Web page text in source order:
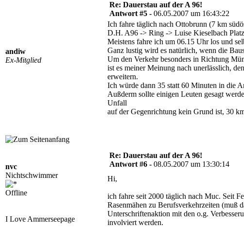
andiw
Ex-Mitglied
Re: Dauerstau auf der A 96!
Antwort #5 - 06.05.2007 um 16:43:22
Ich fahre täglich nach Ottobrunn (7 km
D.H. A96 -> Ring -> Luise Kieselbach
Meistens fahre ich um 06.15 Uhr los und
Ganz lustig wird es natürlich, wenn die
Um den Verkehr besonders in Richtung
ist es meiner Meinung nach unerlässlich,
erweitern.
Ich würde dann 35 statt 60 Minuten in die
Außderm sollte einigen Leuten gesagt
Unfall
auf der Gegenrichtung kein Grund ist, 30
nvc
Nichtschwimmer
Offline
I Love Ammerseepage
Re: Dauerstau auf der A 96!
Antwort #6 - 08.05.2007 um 13:30:14
Hi,
ich fahre seit 2000 täglich nach Muc. Seit
Rasenmähen zu Berufsverkehrzeiten (muß
Unterschriftenaktion mit den o.g.
involviert werden.